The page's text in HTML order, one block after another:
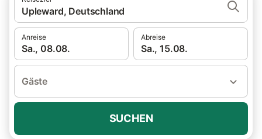
Upleward, Deutschland
Anreise
Sa., 08.08.
Abreise
Sa., 15.08.
Gäste
SUCHEN